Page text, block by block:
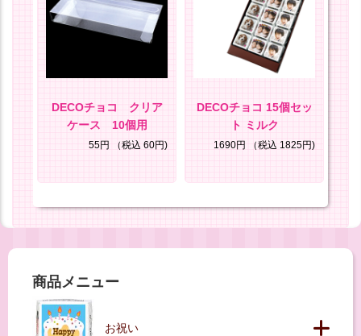
DECOチョコ クリア
ケース 10個用
55円 （税込 60円)
DECOチョコ 15個セッ
ト ミルク
1690円 （税込 1825円)
商品メニュー
お祝い